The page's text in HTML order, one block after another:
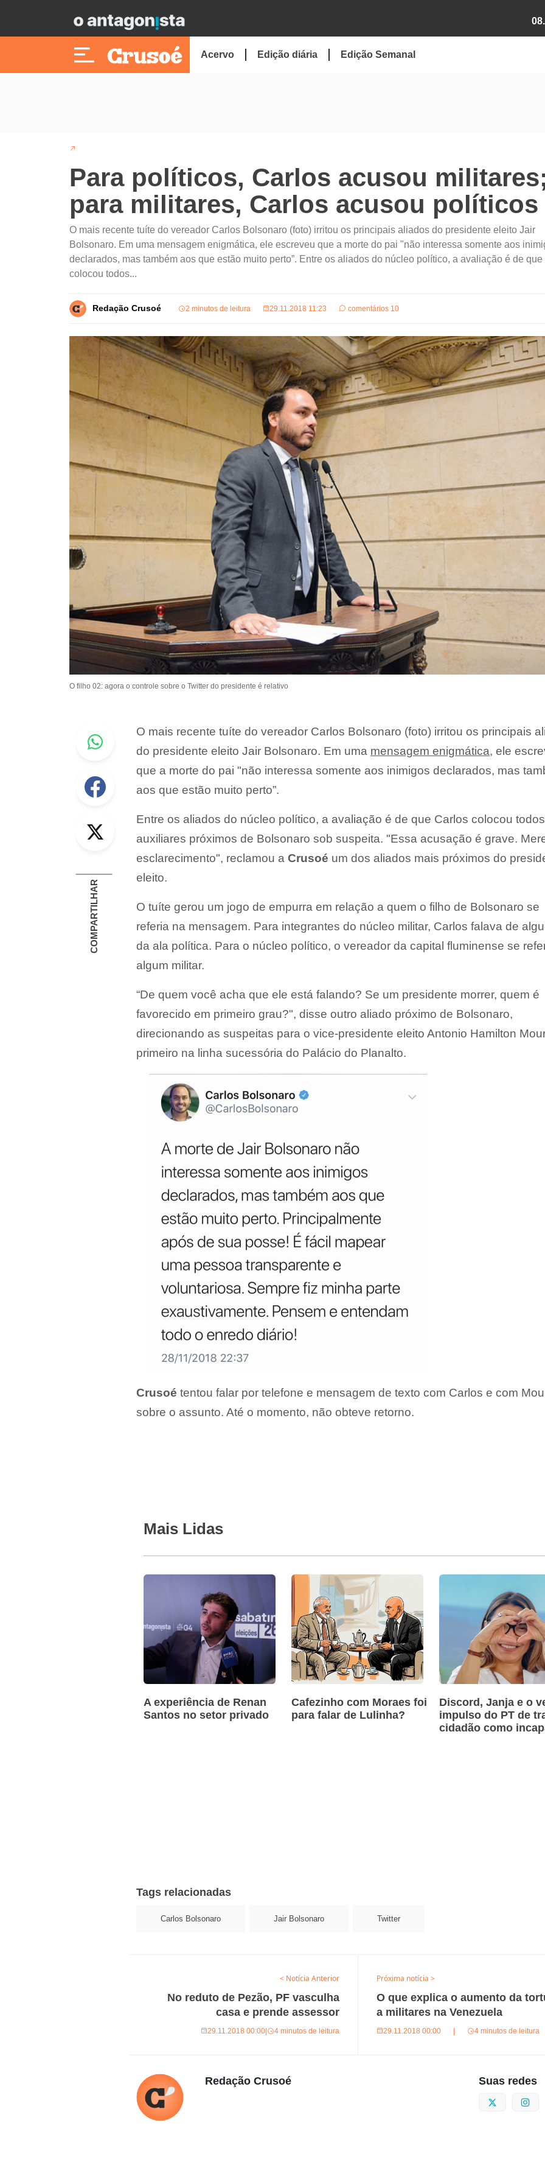
Acervo Edição diária Edição Semanal
Para políticos, Carlos acusou
para militares, Carlos acusou políticos
O mais recente tuíte do vereador Carlos Bolsonaro (foto) irritou os principais aliados do presidente eleito Jair
Bolsonaro. Em uma mensagem enigmática, ele escreveu que a morte do pai "não interessa somente aos
declarados, mas também aos que estão muito perto”. Entre os aliados do núcleo político, a avaliação é de
colocou todos...
Redação Crusoé 2 minutos de leitura 29.11.2018 11:23 comentários 10
O filho 02: agora o controle sobre o Twitter do presidente é relativo
Whastapp
Facebook
Twitter
COMPARTILHAR
O mais recente tuíte do vereador Carlos Bolsonaro (foto) irritou os principais
do presidente eleito Jair Bolsonaro. Em uma mensagem enigmática, ele
que a morte do pai "não interessa somente aos inimigos declarados, mas
aos que estão muito perto”.
Entre os aliados do núcleo político, a avaliação é de que Carlos colocou
auxiliares próximos de Bolsonaro sob suspeita. "Essa acusação é grave.
esclarecimento", reclamou a Crusoé um dos aliados mais próximos do
eleito.
O tuíte gerou um jogo de empurra em relação a quem o filho de Bolsonaro se
referia na mensagem. Para integrantes do núcleo militar, Carlos falava de
da ala política. Para o núcleo político, o vereador da capital fluminense se
algum militar.
“De quem você acha que ele está falando? Se um presidente morrer, quem é
favorecido em primeiro grau?", disse outro aliado próximo de Bolsonaro,
direcionando as suspeitas para o vice-presidente eleito Antonio Hamilton
primeiro na linha sucessória do Palácio do Planalto.
Crusoé tentou falar por telefone e mensagem de texto com Carlos e com
sobre o assunto. Até o momento, não obteve retorno.
Mais Lidas
A experiência de Renan
Santos no setor privado
Cafezinho com Moraes foi
para falar de Lulinha?
Discord, Janja e o
impulso do PT de
cidadão como
Tags relacionadas
Carlos Bolsonaro Jair Bolsonaro Twitter
< Notícia Anterior
No reduto de Pezão, PF vasculha
casa e prende assessor
29.11.2018 00:00| 4 minutos de leitura
Próxima notícia >
O que explica o aumento da
a militares na Venezuela
29.11.2018 00:00 | 4 minutos de leitura
Redação Crusoé Suas redes
Twitter